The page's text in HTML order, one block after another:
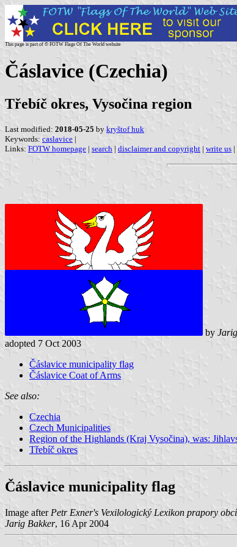
This page is part of © FOTW Flags Of The World website
Čáslavice (Czechia)
Třebíč okres, Vysočina region
Last modified: 2018-05-25 by kryštof huk
Keywords: caslavice |
Links: FOTW homepage | search | disclaimer and copyright | write us |
by
adopted 7 Oct 2003
Čáslavice municipality flag
Čáslavice Coat of Arms
See also:
Czechia
Czech Municipalities
Region of the Highlands (Kraj Vysočina), was:
Třebíč okres
Čáslavice municipality flag
Image after Petr Exner's Vexilologický Lexikon prapory
Jarig Bakker, 16 Apr 2004